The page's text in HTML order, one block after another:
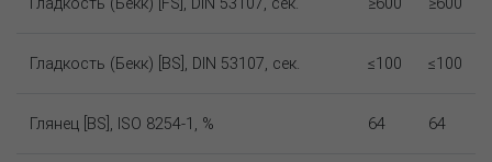
Гладкость (Бекк) [BS], DIN 53107, сек. ≤100 ≤100
Глянец [BS], ISO 8254-1, % 64 64